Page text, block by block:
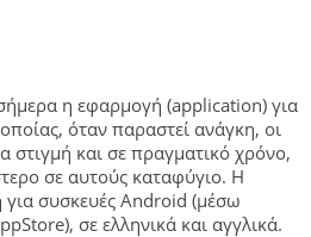
η εφαρμογή (application) για
όταν παραστεί ανάγκη, οι
στιγμή και σε πραγματικό χρόνο,
σε αυτούς καταφύγιο. Η
για συσκευές Android (μέσω
σε ελληνικά και αγγλικά.